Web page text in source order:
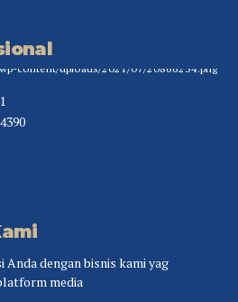
dengan bisnis kami yag
media